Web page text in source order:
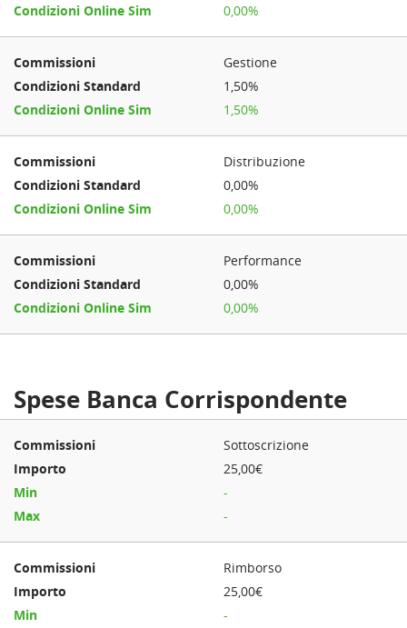
0,00%
Gestione
1,50%
1,50%
Distribuzione
0,00%
0,00%
Performance
0,00%
0,00%
Spese Banca Corrispondente
Sottoscrizione
25,00€
-
-
Rimborso
25,00€
-